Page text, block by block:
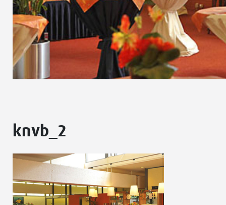
knvb_2